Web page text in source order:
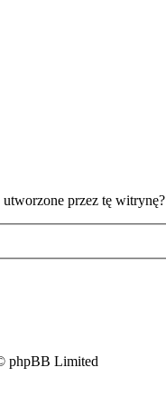
przez tę witrynę?
phpBB Limited